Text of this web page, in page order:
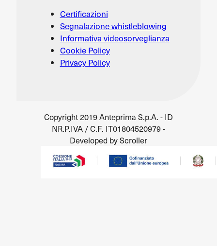
Certificazioni
Segnalazione whistleblowing
Informativa videosorveglianza
Cookie Policy
Privacy Policy
Copyright 2019 Anteprima S.p.A. - ID
NR.P.IVA / C.F. IT01804520979 -
Developed by Scroller